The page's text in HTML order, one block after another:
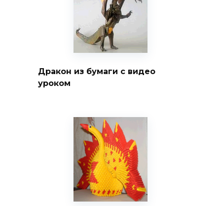
Дракон из бумаги с видео
уроком